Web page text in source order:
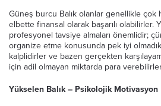
Güneş burcu Balık olanlar genellikle çok
elbette finansal olarak başarılı olabilirler.
profesyonel tavsiye almaları önemlidir;
organize etme konusunda pek iyi
kalplidirler ve bazen gerçekten
için adil olmayan miktarda para
Yükselen Balık – Psikolojik Motivasyon